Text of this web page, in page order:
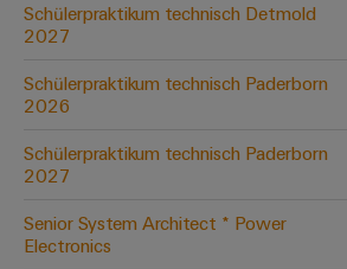
Schülerpraktikum technisch Detmold
2027
Schülerpraktikum technisch Paderborn
2026
Schülerpraktikum technisch Paderborn
2027
Senior System Architect * Power
Electronics